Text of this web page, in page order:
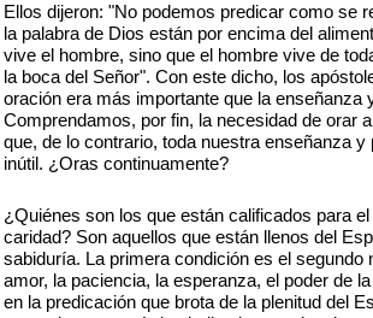
Ellos dijeron: "No podemos predicar como se
la palabra de Dios están por encima del
vive el hombre, sino que el hombre vive de
la boca del Señor". Con este dicho, los
oración era más importante que la enseñanza
Comprendamos, por fin, la necesidad de orar
que, de lo contrario, toda nuestra enseñanza y
inútil. ¿Oras continuamente?
¿Quiénes son los que están calificados para
caridad? Son aquellos que están llenos del
sabiduría. La primera condición es el segundo
amor, la paciencia, la esperanza, el poder de
en la predicación que brota de la plenitud del